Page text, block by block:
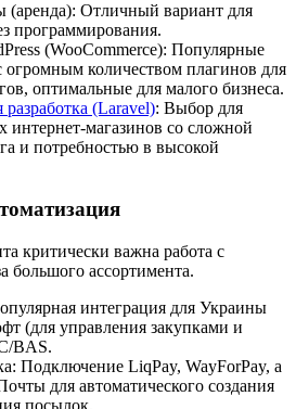
(аренда): Отличный вариант для
программирования.
(WooCommerce): Популярные
огромным количеством плагинов для
оптимальные для малого бизнеса.
(Laravel): Выбор для
интернет-магазинов со сложной
и потребностью в высокой
критически важна работа с
большого ассортимента.
интеграция для Украины
(для управления закупками и
BAS.
Подключение LiqPay, WayForPay, а
для автоматического создания
посылок.